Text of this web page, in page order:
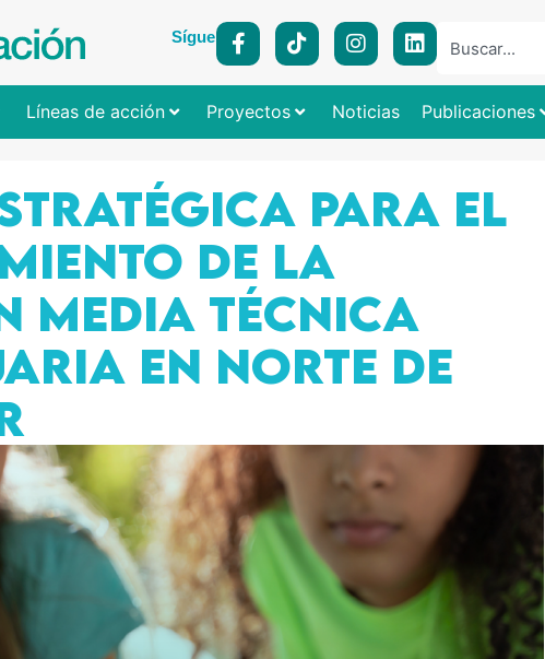
Síguenos:
Líneas de acción Proyectos Noticias Publicaciones
PARA EL
DE LA
MEDIA TÉCNICA
EN NORTE DE